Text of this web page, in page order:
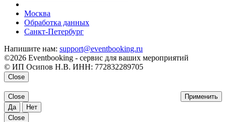
Москва
Обработка данных
Санкт-Петербург
Напишите нам: support@eventbooking.ru
©2026 Eventbooking - сервис для ваших мероприятий
© ИП Осипов Н.В. ИНН: 772832289705
Close
Применить
Close
Да
Нет
Close